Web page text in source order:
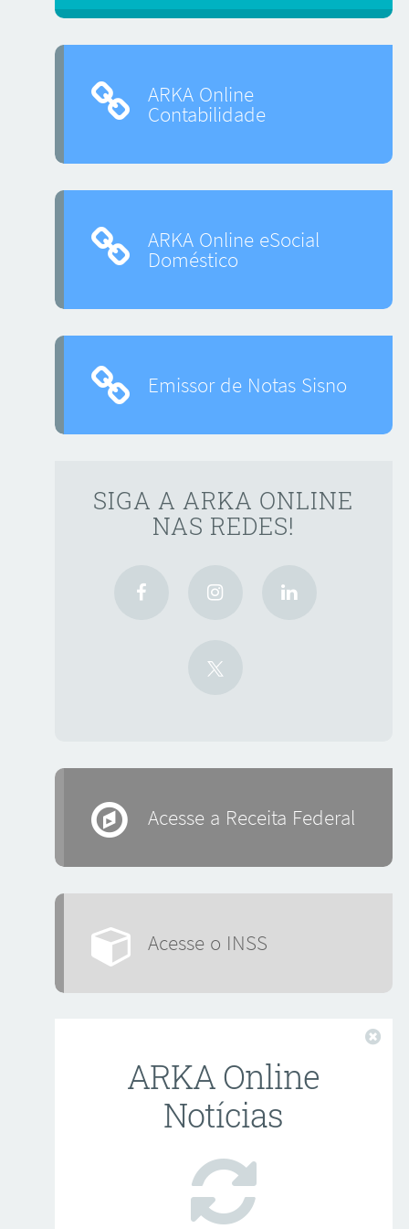
ARKA Online
Contabilidade
ARKA Online eSocial
Doméstico
Emissor de Notas Sisno
SIGA A ARKA ONLINE
NAS REDES!
Acesse a Receita Federal
Acesse o INSS
ARKA Online
Notícias